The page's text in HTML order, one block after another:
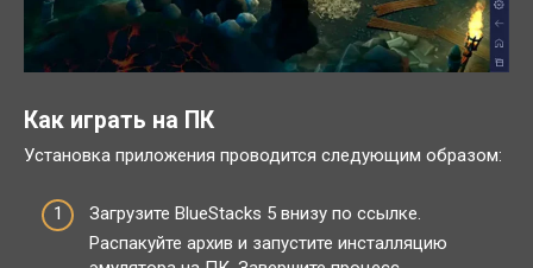
Как играть на ПК
Установка приложения проводится следующим образом:
Загрузите BlueStacks 5 внизу по ссылке.
Распакуйте архив и запустите инсталляцию